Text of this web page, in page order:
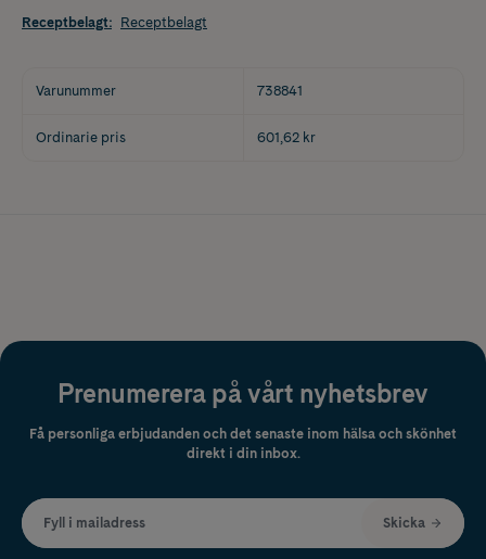
Receptbelagt: Receptbelagt
Varunummer 738841
Ordinarie pris 601,62 kr
Prenumerera på vårt nyhetsbrev
Få personliga erbjudanden och det senaste inom hälsa och skönhet
direkt i din inbox.
Fyll i mailadress Skicka